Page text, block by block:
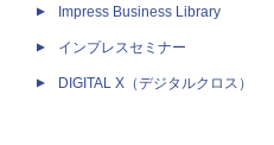
Impress Business Library
インプレスセミナー
DIGITAL X（デジタルクロス）